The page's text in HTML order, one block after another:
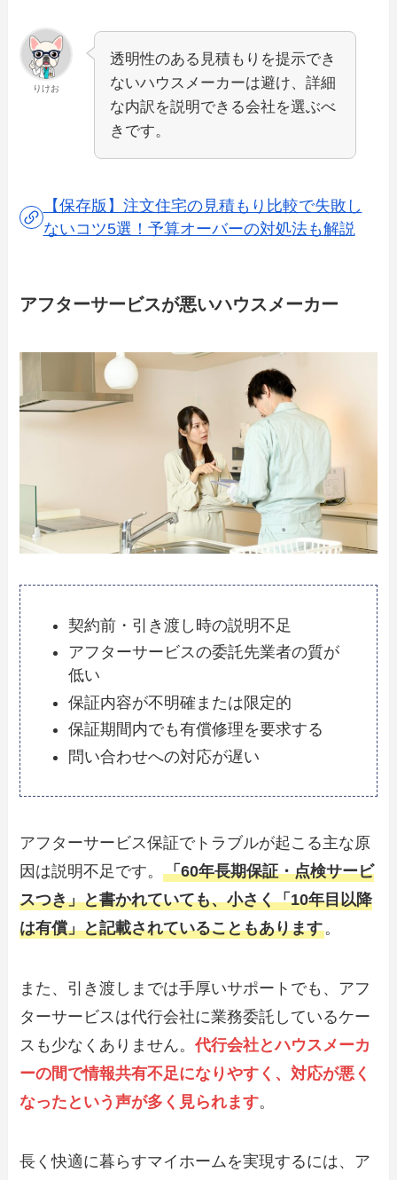
りけお
透明性のある見積もりを提示でき
ないハウスメーカーは避け、詳細
な内訳を説明できる会社を選ぶべ
きです。
【保存版】注文住宅の見積もり比較で失敗し
ないコツ5選！予算オーバーの対処法も解説
アフターサービスが悪いハウスメーカー
契約前・引き渡し時の説明不足
アフターサービスの委託先業者の質が
低い
保証内容が不明確または限定的
保証期間内でも有償修理を要求する
問い合わせへの対応が遅い
アフターサービス保証でトラブルが起こる主な原
因は説明不足です。「60年長期保証・点検サービ
スつき」と書かれていても、小さく「10年目以降
は有償」と記載されていることもあります。
また、引き渡しまでは手厚いサポートでも、アフ
ターサービスは代行会社に業務委託しているケー
スも少なくありません。代行会社とハウスメーカ
ーの間で情報共有不足になりやすく、対応が悪く
なったという声が多く見られます。
長く快適に暮らすマイホームを実現するには、ア